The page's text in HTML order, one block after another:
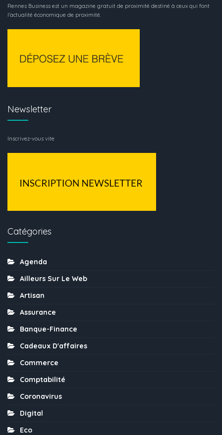
Rennes Business est un magazine gratuit de proximité destiné à ceux qui font
l’actualité économique de proximité.
Newsletter
Inscrivez-vous vite
Catégories
Agenda
Ailleurs Sur Le Web
Artisan
Assurance
Banque-Finance
Cadeaux D'affaires
Commerce
Comptabilité
Coronavirus
Digital
Eco